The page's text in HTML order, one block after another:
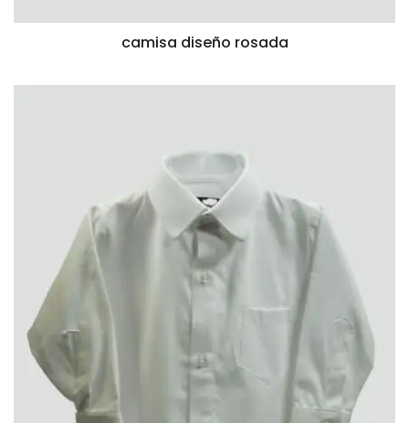
VISTA RÁPIDA
camisa diseño rosada